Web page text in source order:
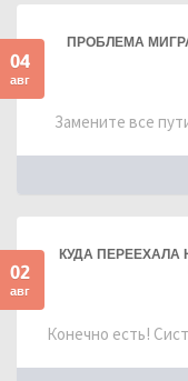
04
авг
ПРОБЛЕМА
Замените все
02
авг
КУДА
Конечно есть!